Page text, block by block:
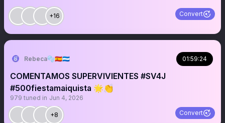
+16 Convert
Rebeca🫧🇪🇸🇭🇳 01:59:24
COMENTAMOS SUPERVIVIENTES #SV4J
#500fiestamaiquista 🌟👏
979 tuned in Jun 4, 2026
+8 Convert